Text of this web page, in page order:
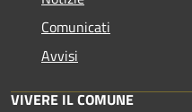
Comunicati
Avvisi
VIVERE IL COMUNE